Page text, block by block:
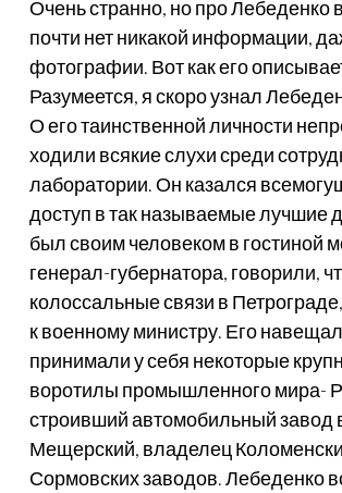
Очень странно, но про Лебеденко
почти нет никакой информации,
фотографии. Вот как его
Разумеется, я скоро узнал
О его таинственной личности
ходили всякие слухи среди
лаборатории. Он казался
доступ в так называемые лучшие
был своим человеком в гостиной
генерал-губернатора, говорили,
колоссальные связи в
к военному министру. Его
принимали у себя некоторые
воротилы промышленного мира-
строивший автомобильный завод
Мещерский, владелец
Сормовских заводов. Лебеденко